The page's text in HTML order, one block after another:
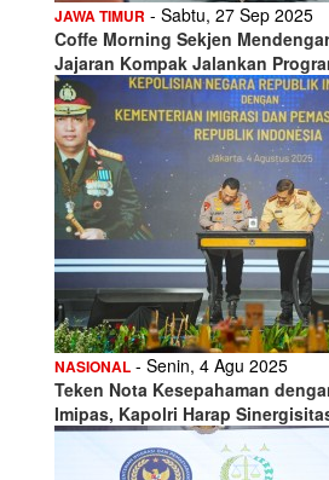
JAWA TIMUR - Sabtu, 27 Sep 2025
Coffe Morning Sekjen
Jajaran Kompak Jalankan
NASIONAL - Senin, 4 Agu 2025
Teken Nota Kesepahaman
Imipas, Kapolri Harap